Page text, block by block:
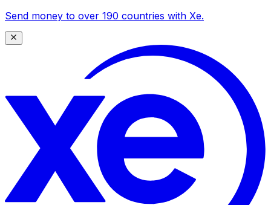
Send money to over 190 countries with Xe.